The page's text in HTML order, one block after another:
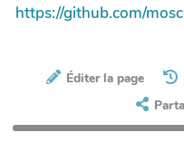
https://github.com/
Éditer la page